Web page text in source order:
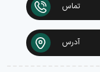
تماس
آدرس